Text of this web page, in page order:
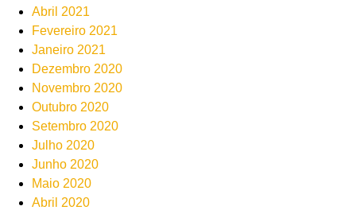
Abril 2021
Fevereiro 2021
Janeiro 2021
Dezembro 2020
Novembro 2020
Outubro 2020
Setembro 2020
Julho 2020
Junho 2020
Maio 2020
Abril 2020